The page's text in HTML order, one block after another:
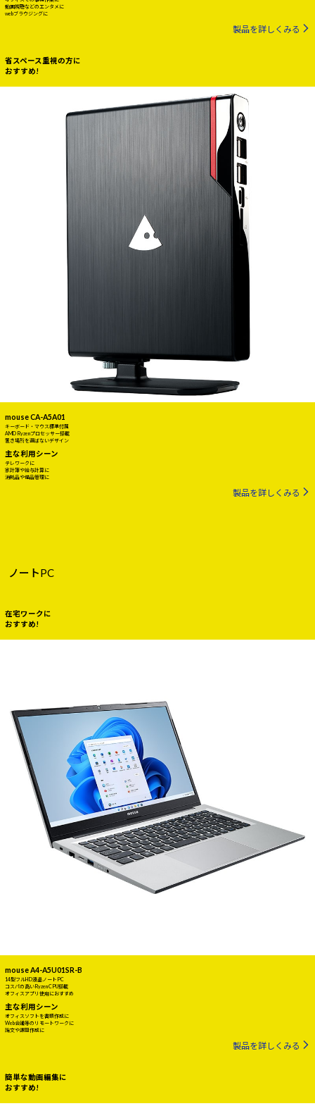
動画視聴などのエンタメに
webブラウジングに
製品を詳しくみる
省スペース重視の方に
おすすめ!
mouse CA-A5A01
キーボード・マウス標準付属
AMD Ryzenプロセッサー搭載
置き場所を選ばないデザイン
主な利用シーン
テレワークに
家計簿や給与計算に
消耗品や備品管理に
製品を詳しくみる
ノートPC
在宅ワークに
おすすめ!
mouse A4-A5U01SR-B
14型フルHD液晶ノートPC
コスパの高いRyzen CPU搭載
オフィスアプリ使用におすすめ
主な利用シーン
オフィスソフトを書類作成に
Web会議等のリモートワークに
論文や課題作成に
製品を詳しくみる
簡単な動画編集に
おすすめ!